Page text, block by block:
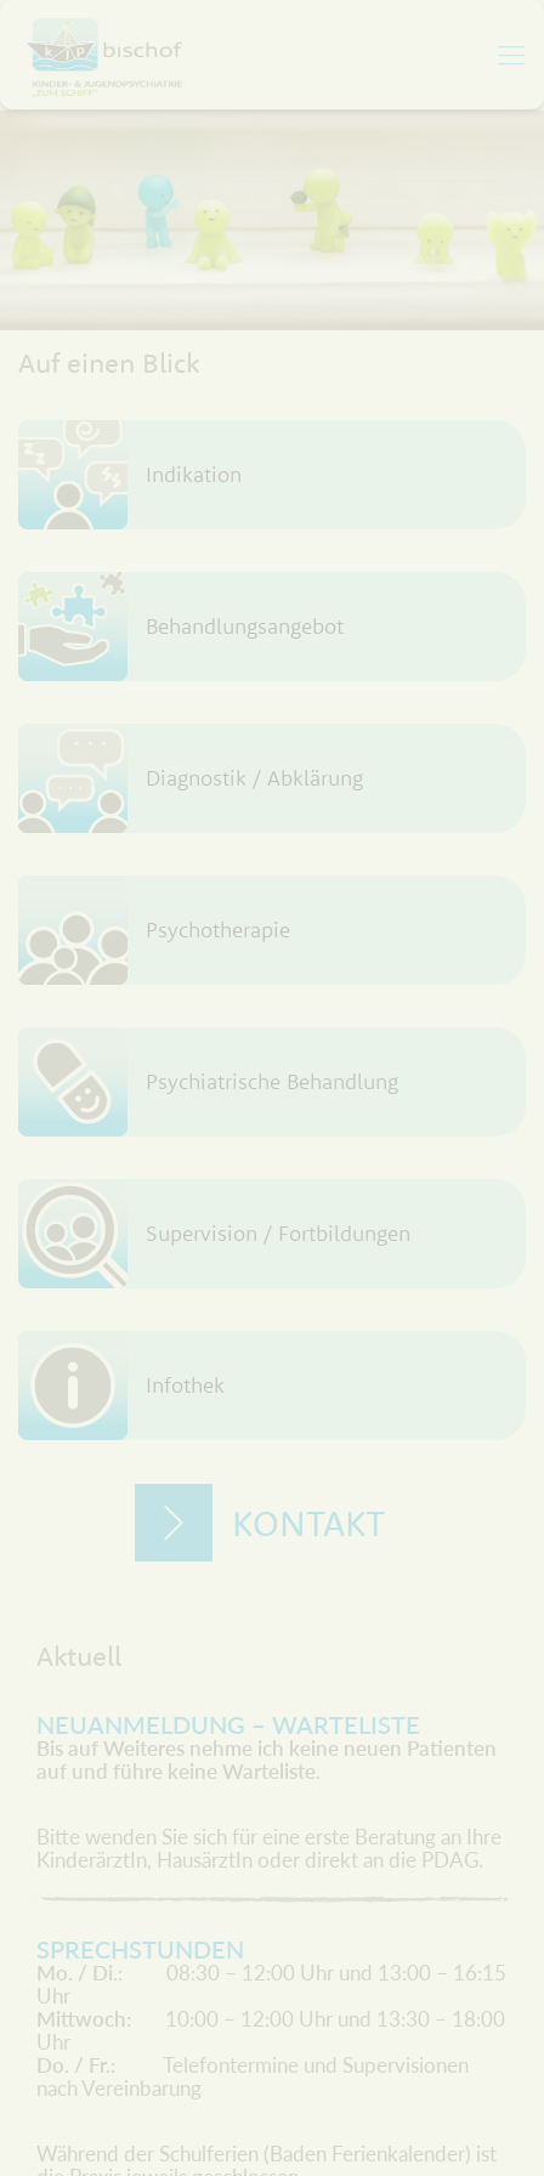
Auf einen Blick
Indikation
Behandlungsangebot
Diagnostik / Abklärung
Psychotherapie
Psychiatrische Behandlung
Supervision / Fortbildungen
Infothek
KONTAKT
Aktuell
NEUANMELDUNG – WARTELISTE
Bis auf Weiteres nehme ich keine neuen Patienten
auf und führe keine Warteliste.
Bitte wenden Sie sich für eine erste Beratung an Ihre
KinderärztIn, HausärztIn oder direkt an die PDAG.
SPRECHSTUNDEN
Mo. / Di.: 08:30 – 12:00 Uhr und 13:00 – 16:15
Uhr
Mittwoch: 10:00 – 12:00 Uhr und 13:30 – 18:00
Uhr
Do. / Fr.: Telefontermine und Supervisionen
nach Vereinbarung
Während der Schulferien (Baden Ferienkalender) ist